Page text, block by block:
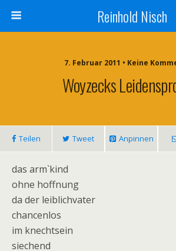
Reinhold Nisch
7. Februar 2011 • Keine
Woyzecks
Teilen Tweet Anpinnen
das arm`kind
ohne hoffnung
da der leiblichvater
chancenlos
im knechtsein
siechend